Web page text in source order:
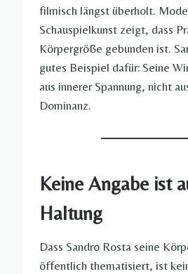
filmisch längst überholt.
Schauspielkunst zeigt, dass
Körpergröße gebunden ist.
gutes Beispiel dafür: Seine
aus innerer Spannung, nicht
Dominanz.
Keine Angabe ist
Haltung
Dass Sandro Rosta seine
öffentlich thematisiert, ist